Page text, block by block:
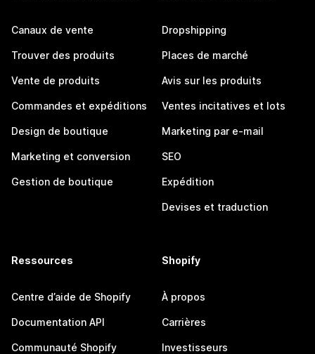
Canaux de vente
Trouver des produits
Vente de produits
Commandes et expéditions
Design de boutique
Marketing et conversion
Gestion de boutique
Dropshipping
Places de marché
Avis sur les produits
Ventes incitatives et lots
Marketing par e-mail
SEO
Expédition
Devises et traduction
Ressources
Centre d’aide de Shopify
Documentation API
Communauté Shopify
Shopify
À propos
Carrières
Investisseurs